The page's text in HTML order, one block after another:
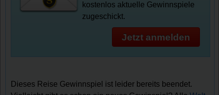
kostenlos aktuelle Gewinnspiele
zugeschickt.
Jetzt anmelden
Dieses Reise Gewinnspiel ist leider bereits beendet.